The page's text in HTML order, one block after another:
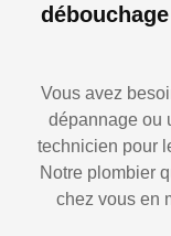
Vous avez
dépannage ou
technicien pour
Notre plombier
chez vous en